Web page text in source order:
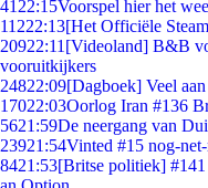
41 22:15Voorspel hier het
11222:13[Het Officiële
20922:11 [Videoland] B&B
vooruitkijkers
24822:09[Dagboek] Veel
17022:03Oorlog Iran #136
5621:59De neergang van
23921:54Vinted #15 nog-
8421:53[Britse politiek]